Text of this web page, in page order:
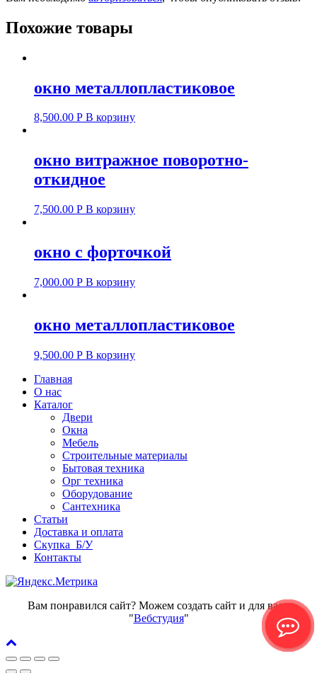
Похожие товары
окно металлопластиковое
8,500.00 Р В корзину
окно витражное поворотно-
откидное
7,500.00 Р В корзину
окно с форточкой
7,000.00 Р В корзину
окно металлопластиковое
9,500.00 Р В корзину
Главная
О нас
Каталог
Двери
Окна
Мебель
Строительные материалы
Бытовая техника
Орг техника
Оборудование
Сантехника
Статьи
Доставка и оплата
Скупка Б/У
Контакты
Вам понравился сайт? Можем создать сайт и для вас -
"Вебстудия"